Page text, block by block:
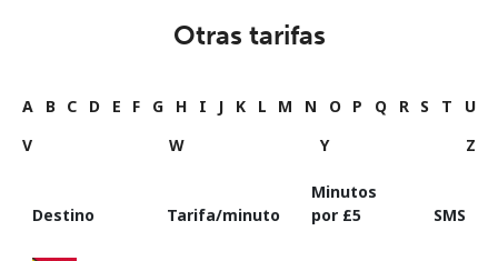
Otras tarifas
A B C D E F G H I J K L M N O P Q R S T
U
V
W Y Z
Destino Tarifa/minuto
Minutos
por ⁦£5⁩
SMS